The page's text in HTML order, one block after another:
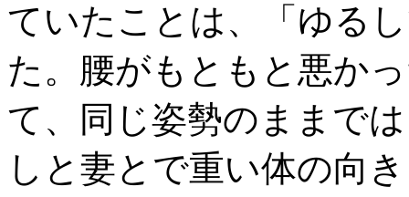
ていたことは、「ゆる
た。腰がもともと悪か
て、同じ姿勢のままで
しと妻とで重い体の向